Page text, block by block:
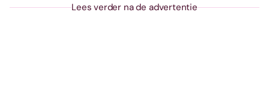
Lees verder na de advertentie